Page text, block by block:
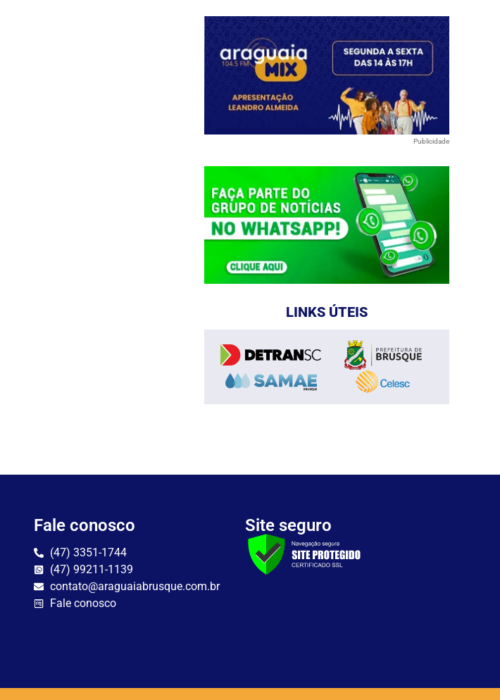
Publicidade
LINKS ÚTEIS
Fale conosco
(47) 3351-1744
(47) 99211-1139
contato@araguaiabrusque.com.br
Fale conosco
Site seguro